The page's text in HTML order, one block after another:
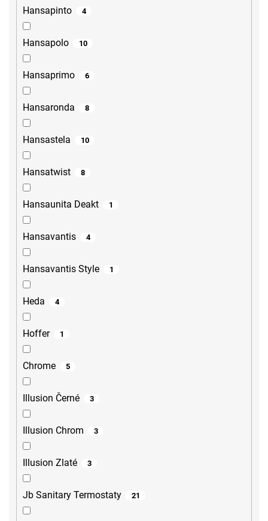
Hansapinto 4
Hansapolo 10
Hansaprimo 6
Hansaronda 8
Hansastela 10
Hansatwist 8
Hansaunita Deakt 1
Hansavantis 4
Hansavantis Style 1
Heda 4
Hoffer 1
Chrome 5
Illusion Černé 3
Illusion Chrom 3
Illusion Zlaté 3
Jb Sanitary Termostaty 21